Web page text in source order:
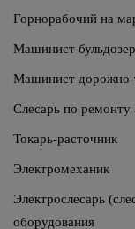
Горнорабочий на
Машинист
Машинист
Слесарь по ремонту
Токарь-расточник
Электромеханик
Электрослесарь
оборудования